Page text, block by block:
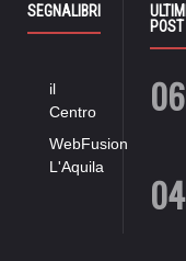
SEGNALIBRI
il
Centro
WebFusion
L'Aquila
ULTIMI
POST
06
04